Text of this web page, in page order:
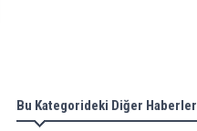
Bu Kategorideki Diğer Haberler